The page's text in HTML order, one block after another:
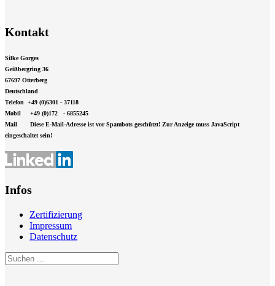
Kontakt
Silke Gorges
Geißbergring 36
67697 Otterberg
Deutschland
Telefon +49 (0)6301 - 37118
Mobil +49 (0)172 - 6855245
Mail Diese E-Mail-Adresse ist vor Spambots geschützt! Zur Anzeige muss JavaScript
eingeschaltet sein!
Infos
Zertifizierung
Impressum
Datenschutz